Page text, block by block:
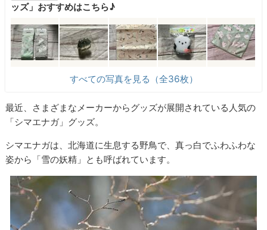
ッズ」おすすめはこちら♪
すべての写真を見る（全36枚）
最近、さまざまなメーカーからグッズが展開されている人気の
「シマエナガ」グッズ。
シマエナガは、北海道に生息する野鳥で、真っ白でふわふわな
姿から「雪の妖精」とも呼ばれています。